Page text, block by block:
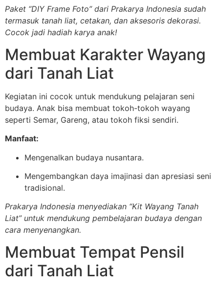
Paket “DIY Frame Foto” dari Prakarya Indonesia sudah
termasuk tanah liat, cetakan, dan aksesoris dekorasi.
Cocok jadi hadiah karya anak!
Membuat Karakter Wayang
dari Tanah Liat
Kegiatan ini cocok untuk mendukung pelajaran seni
budaya. Anak bisa membuat tokoh-tokoh wayang
seperti Semar, Gareng, atau tokoh fiksi sendiri.
Manfaat:
Mengenalkan budaya nusantara.
Mengembangkan daya imajinasi dan apresiasi seni
tradisional.
Prakarya Indonesia menyediakan “Kit Wayang Tanah
Liat” untuk mendukung pembelajaran budaya dengan
cara menyenangkan.
Membuat Tempat Pensil
dari Tanah Liat